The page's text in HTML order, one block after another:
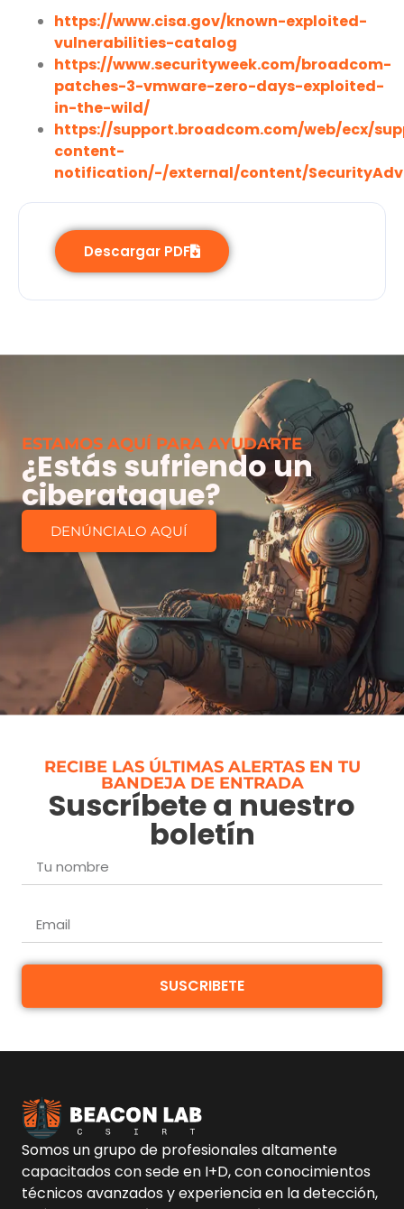
https://www.cisa.gov/known-exploited-
vulnerabilities-catalog
https://www.securityweek.com/broadcom-
patches-3-vmware-zero-days-exploited-
in-the-wild/
https://support.broadcom.com/web/ecx/
content-
notification/-/external/content/
Descargar PDF
ESTAMOS AQUÍ PARA AYUDARTE
¿Estás sufriendo un
ciberataque?
DENÚNCIALO AQUÍ
RECIBE LAS ÚLTIMAS ALERTAS EN TU
BANDEJA DE ENTRADA
Suscríbete a nuestro
boletín
SUSCRIBETE
Somos un grupo de profesionales altamente
capacitados con sede en I+D, con conocimientos
técnicos avanzados y experiencia en la detección,